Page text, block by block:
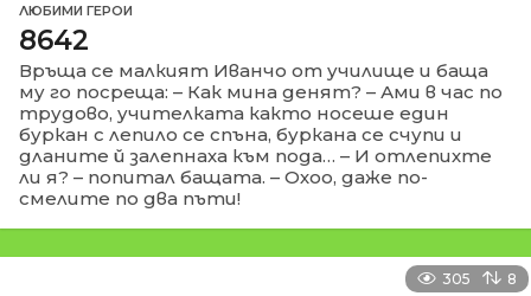
ЛЮБИМИ ГЕРОИ
8642
Връща се малкият Иванчо от училище и баща
му го посреща: – Как мина денят? – Ами в час по
трудово, учителката както носеше един
буркан с лепило се спъна, буркана се счупи и
дланите й залепнаха към пода… – И отлепихте
ли я? – попитал бащата. – Охоо, даже по-
смелите по два пъти!
305 8